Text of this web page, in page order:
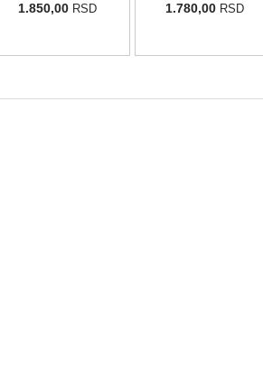
1.850,00 RSD 1.780,00 RSD